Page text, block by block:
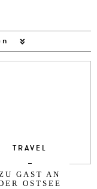
TRAVEL
GAST AN
OSTSEE